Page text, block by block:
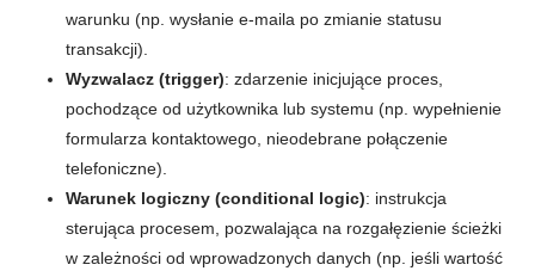
warunku (np. wysłanie e-maila po zmianie statusu
transakcji).
Wyzwalacz (trigger): zdarzenie inicjujące proces,
pochodzące od użytkownika lub systemu (np. wypełnienie
formularza kontaktowego, nieodebrane połączenie
telefoniczne).
Warunek logiczny (conditional logic): instrukcja
sterująca procesem, pozwalająca na rozgałęzienie ścieżki
w zależności od wprowadzonych danych (np. jeśli wartość